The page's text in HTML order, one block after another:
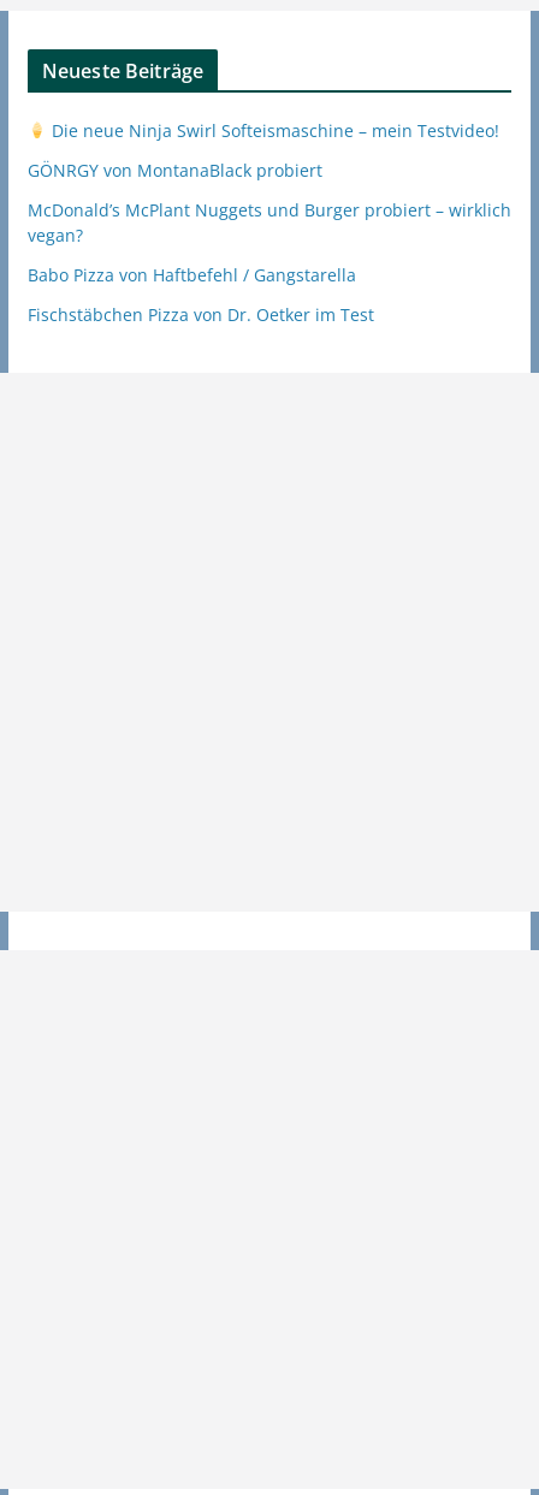
Neueste Beiträge
Die neue Ninja Swirl Softeismaschine – mein Testvideo!
GÖNRGY von MontanaBlack probiert
McDonald’s McPlant Nuggets und Burger probiert – wirklich
vegan?
Babo Pizza von Haftbefehl / Gangstarella
Fischstäbchen Pizza von Dr. Oetker im Test